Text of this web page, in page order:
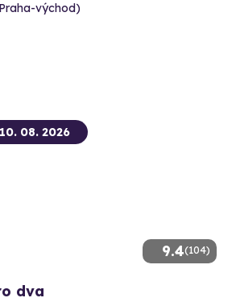
východ)
9.4(104)
08. 2026
dva